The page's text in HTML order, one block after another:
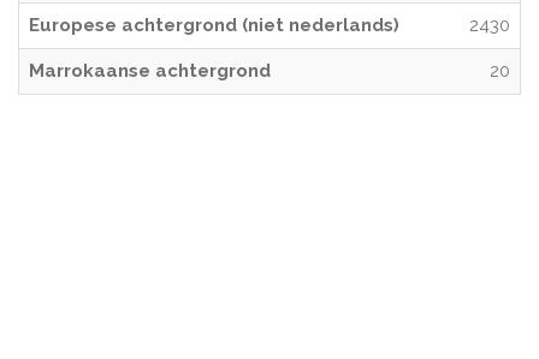
Europese achtergrond (niet nederlands) 2430
Marrokaanse achtergrond 20